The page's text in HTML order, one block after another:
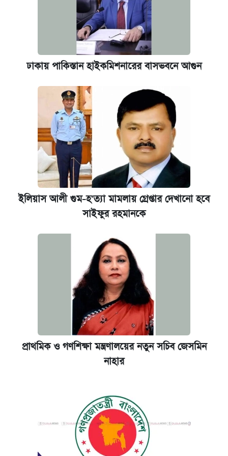
ঢাকায় পাকিস্তান হাইকমিশনারের বাসভবনে আগুন
ইলিয়াস আলী গুম-হ'ত্যা মামলায় গ্রেপ্তার দেখানো হবে
সাইফুর রহমানকে
প্রাথমিক ও গণশিক্ষা মন্ত্রণালয়ের নতুন সচিব জেসমিন
নাহার